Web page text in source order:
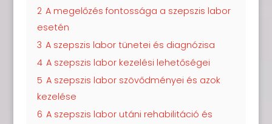
2 A megelőzés fontossága a szepszis labor
esetén
3 A szepszis labor tünetei és diagnózisa
4 A szepszis labor kezelési lehetőségei
5 A szepszis labor szövődményei és azok
kezelése
6 A szepszis labor utáni rehabilitáció és